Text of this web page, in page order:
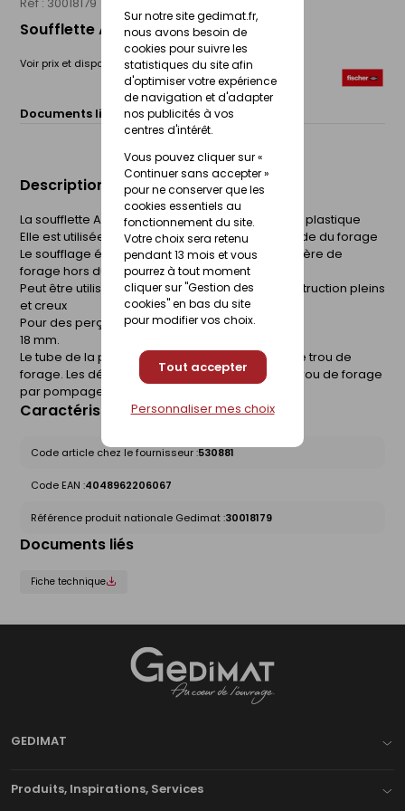
Sur notre site gedimat.fr,
nous avons besoin de
cookies pour suivre les
statistiques du site afin
d'optimiser votre expérience
de navigation et d'adapter
nos publicités à vos
centres d'intérêt.
Vous pouvez cliquer sur «
Continuer sans accepter »
pour ne conserver que les
cookies essentiels au
fonctionnement du site.
Votre choix sera retenu
pendant 13 mois et vous
pourrez à tout moment
cliquer sur "Gestion des
cookies" en bas du site
pour modifier vos choix.
Tout accepter
Personnaliser mes choix
Soufflette AB-K
Voir prix et disponibilité en magasin
Documents liés : Fiche technique
Description du produit
La soufflette AB-K est une soufflette manuelle en plastique
Elle est utilisée pour un nettoyage simple et rapide du forage
Le soufflage évacue de manière fiable la poussière de
forage hors du perçage
Peut être utilisé dans tous les matériaux de construction pleins
et creux
Pour des perçages d'un diamètre de 8
18 mm.
Le tube de la pompe de purge est inséré dans le trou de
forage. Les déblais de forage seront retirés du trou de forage
par pompage.
Caractéristiques du produit
Code article chez le fournisseur :530881
Code EAN :4048962206067
Référence produit nationale Gedimat :30018179
Documents liés
Fiche technique
GEDIMAT
Produits, Inspirations, Services